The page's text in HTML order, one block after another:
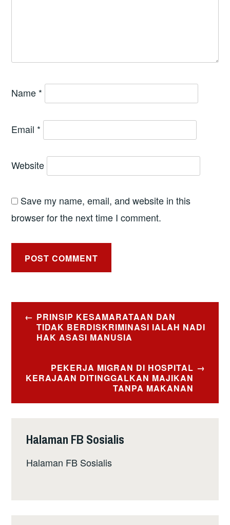
Name *
Email *
Website
Save my name, email, and website in this
browser for the next time I comment.
Post
navigation
PRINSIP KESAMARATAAN DAN
TIDAK BERDISKRIMINASI IALAH NADI
HAK ASASI MANUSIA
PEKERJA MIGRAN DI HOSPITAL
KERAJAAN DITINGGALKAN MAJIKAN
TANPA MAKANAN
Halaman FB Sosialis
Halaman FB Sosialis